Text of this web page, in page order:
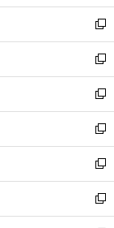
ウ
で
開
く
ン
ド
ウ
で
開
く
新
し
い
ウ
ィ
ン
ド
ウ
で
開
く
新
し
い
ウ
ィ
ン
ド
ウ
で
開
新
し
い
ウ
ィ
ン
ド
ウ
新
し
い
ウ
ィ
ン
新
し
い
ウ
新
し